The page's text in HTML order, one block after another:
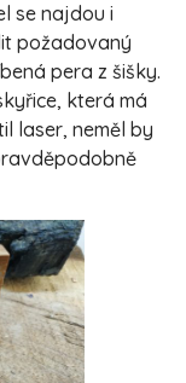
se najdou i
požadovaný
pera z šišky.
která má
laser, neměl by